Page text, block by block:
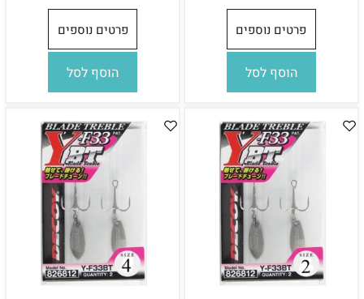
פרטים נוספים
הוסף לסל
פרטים נוספים
הוסף לסל